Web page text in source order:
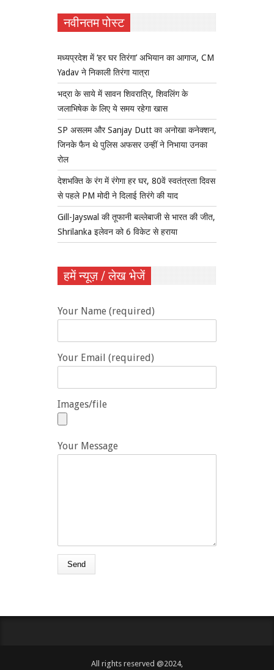
नवीनतम पोस्ट
मध्यप्रदेश में ‘हर घर तिरंगा’ अभियान का आगाज, CM
Yadav ने निकाली तिरंगा यात्रा
भद्रा के साये में सावन शिवरात्रि, शिवलिंग के
जलाभिषेक के लिए ये समय रहेगा खास
SP असलम और Sanjay Dutt का अनोखा कनेक्शन,
जिनके फैन थे पुलिस अफसर उन्हीं ने निभाया उनका
रोल
देशभक्ति के रंग में रंगेगा हर घर, 80वें स्वतंत्रता दिवस
से पहले PM मोदी ने दिलाई तिरंगे की याद
Gill-Jayswal की तूफानी बल्लेबाजी से भारत की जीत,
Shrilanka इलेवन को 6 विकेट से हराया
हमें न्यूज़ / लेख भेजें
Your Name (required)
Your Email (required)
Images/file
Your Message
All rights reserved @2024,